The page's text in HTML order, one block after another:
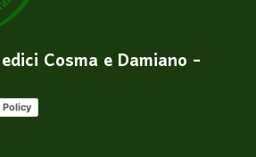
Cosma e Damiano -
Policy